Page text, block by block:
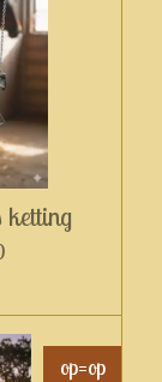
ketting
op=op